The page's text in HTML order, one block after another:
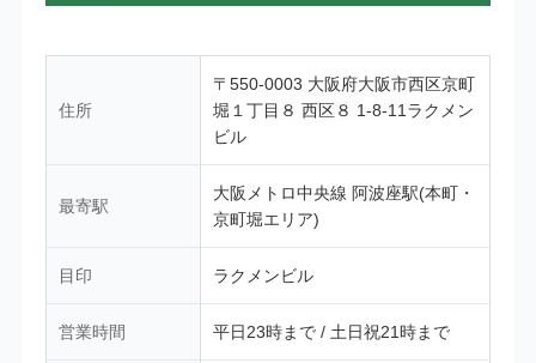
住所
〒550-0003 大阪府大阪市西区京町
堀１丁目８ 西区８ 1-8-11ラクメン
ビル
最寄駅
大阪メトロ中央線 阿波座駅(本町・
京町堀エリア)
目印 ラクメンビル
営業時間 平日23時まで / 土日祝21時まで